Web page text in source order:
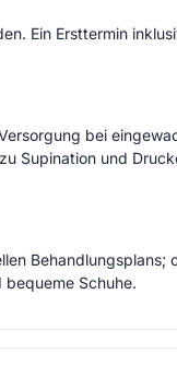
Ein Ersttermin
bei
Supination und
Behandlungsplans;
Schuhe.